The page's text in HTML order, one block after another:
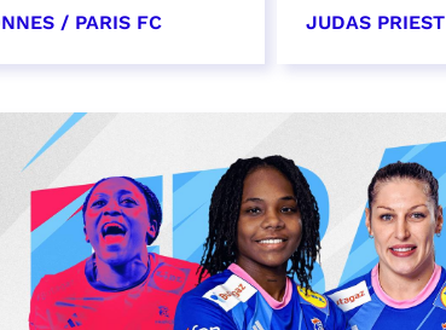
/ PARIS FC JUDAS PRIEST